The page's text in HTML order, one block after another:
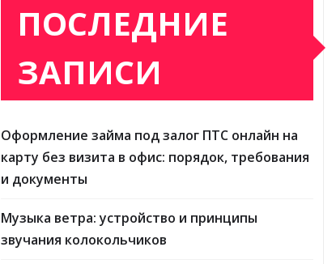
ПОСЛЕДНИЕ
ЗАПИСИ
Оформление займа под залог ПТС онлайн на
карту без визита в офис: порядок, требования
и документы
Музыка ветра: устройство и принципы
звучания колокольчиков